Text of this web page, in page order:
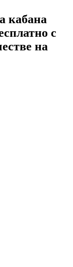
кабана
с
на